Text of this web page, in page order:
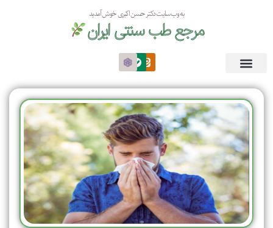
به وب سایت دکتر حسن اکبری خوش آمدید
مرجع طب سنتی ایران